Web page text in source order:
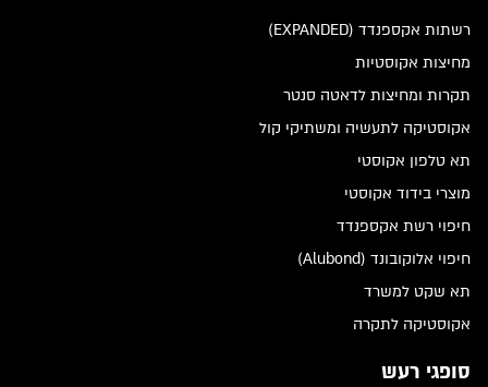
רשתות אקספנדד (EXPANDED)
מחיצות אקוסטיות
תקרות ומחיצות לדאטה סנטר
אקוסטיקה לתעשיה ומשתיקי קול
תא טלפון אקוסטי
מוצרי בידוד אקוסטי
חיפוי רשת אקספנדד
חיפוי אלוקובונד (Alubond)
תא שקט למשרד
אקוסטיקה לתקרה
סופגי רעש